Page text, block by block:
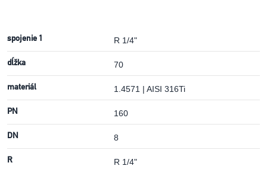
spojenie 1 R 1/4"
dĺžka 70
materiál 1.4571 | AISI 316Ti
PN 160
DN 8
R R 1/4"